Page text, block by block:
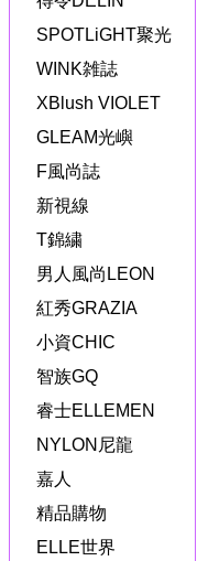
SPOTLiGHT聚光
WINK雑誌
XBlush VIOLET
GLEAM光嶼
F風尚誌
新視線
T錦繍
男人風尚LEON
紅秀GRAZIA
小資CHIC
智族GQ
睿士ELLEMEN
NYLON尼龍
嘉人
精品購物
ELLE世界